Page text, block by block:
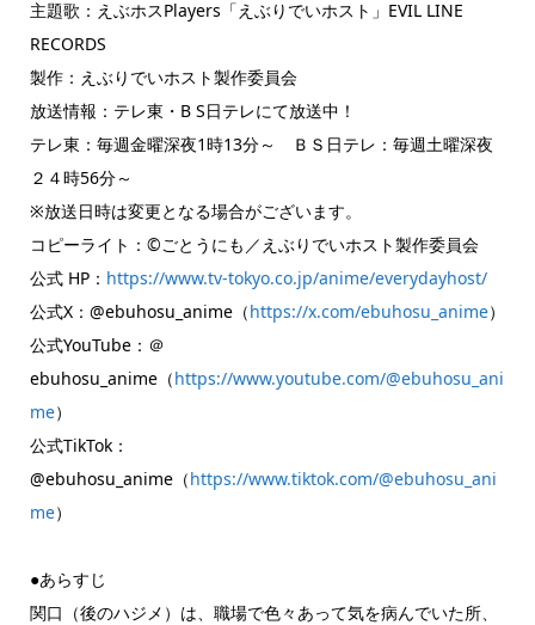
主題歌：えぶホスPlayers「えぶりでいホスト」EVIL LINE
RECORDS
製作：えぶりでいホスト製作委員会
放送情報：テレ東・B S日テレにて放送中！
テレ東：毎週金曜深夜1時13分～ ＢＳ日テレ：毎週土曜深夜
２４時56分～
※放送日時は変更となる場合がございます。
コピーライト：©ごとうにも／えぶりでいホスト製作委員会
公式 HP： https://www.tv-tokyo.co.jp/anime/everydayhost/
公式X：@ebuhosu_anime（https://x.com/ebuhosu_anime）
公式YouTube：＠
ebuhosu_anime（https://www.youtube.com/@ebuhosu_ani
me）
公式TikTok：
@ebuhosu_anime（https://www.tiktok.com/@ebuhosu_ani
me）
●あらすじ
関口（後のハジメ）は、職場で色々あって気を病んでいた所、